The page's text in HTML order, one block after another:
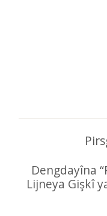
Dengdayîna
Lijneya Gişkî